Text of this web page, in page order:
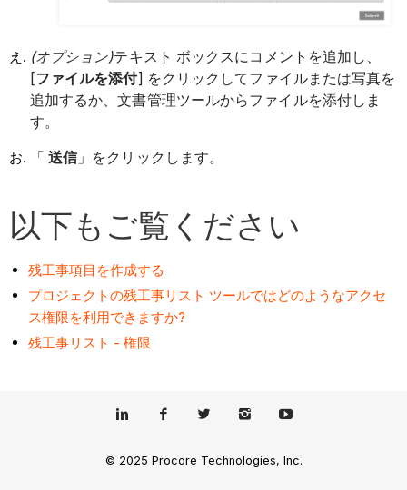
(オプション)テキスト ボックスにコメントを追加し、
[ファイルを添付] をクリックしてファイルまたは写真を
追加するか、文書管理ツールからファイルを添付しま
す。
「 送信 」をクリックします。
以下もご覧ください
残工事項目を作成する
プロジェクトの残工事リスト ツールではどのようなアクセ
ス権限を利用できますか?
残工事リスト - 権限
© 2025 Procore Technologies, Inc.